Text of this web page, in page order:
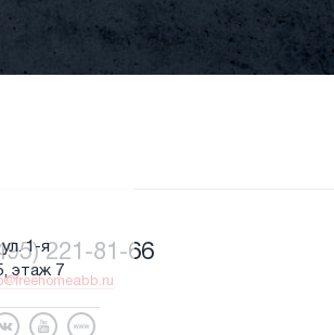
1-я
этаж 7
221-81-66